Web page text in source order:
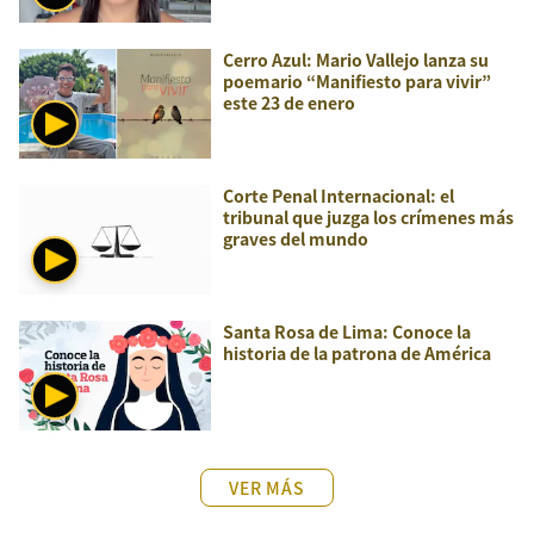
Cerro Azul: Mario Vallejo lanza su
poemario “Manifiesto para vivir”
este 23 de enero
Corte Penal Internacional: el
tribunal que juzga los crímenes más
graves del mundo
Santa Rosa de Lima: Conoce la
historia de la patrona de América
VER MÁS